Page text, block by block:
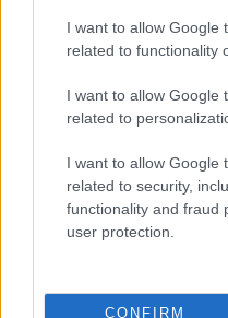
I want to allow Google
related to functionality
I want to allow Google
related to
I want to allow Google
related to security,
functionality and fraud
user protection.
CONFIRM